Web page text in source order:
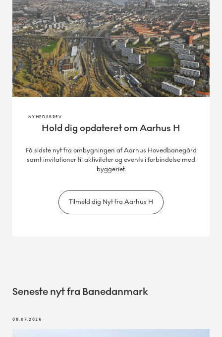
NYHEDSBREV
Hold dig opdateret om Aarhus H
Få sidste nyt fra ombygningen af Aarhus Hovedbanegård
samt invitationer til aktiviteter og events i forbindelse med
byggeriet.
Tilmeld dig Nyt fra Aarhus H
Seneste nyt fra Banedanmark
08.07.2026